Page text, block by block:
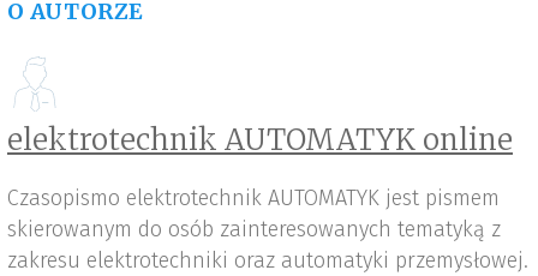
O AUTORZE
elektrotechnik AUTOMATYK online
Czasopismo elektrotechnik AUTOMATYK jest pismem
skierowanym do osób zainteresowanych tematyką z
zakresu elektrotechniki oraz automatyki przemysłowej.